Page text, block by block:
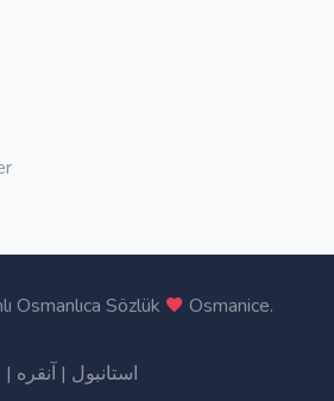
Osmanlıca Sözlük Osmanice.
استانبول | آنقره |